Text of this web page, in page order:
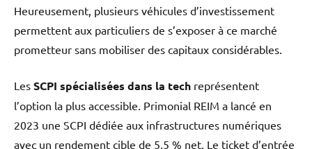
Heureusement, plusieurs véhicules d’investissement
permettent aux particuliers de s’exposer à ce marché
prometteur sans mobiliser des capitaux considérables.
Les SCPI spécialisées dans la tech représentent
l’option la plus accessible. Primonial REIM a lancé en
2023 une SCPI dédiée aux infrastructures numériques
avec un rendement cible de 5,5 % net. Le ticket d’entrée